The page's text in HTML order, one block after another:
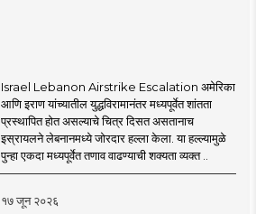
Israel Lebanon Airstrike Escalation अमेरिका
आणि इराण यांच्यातील युद्धविरामानंतर मध्यपूर्वेत शांतता
प्रस्थापित होत असल्याचे चित्र दिसत असतानाच
इस्रायलने लेबनानमध्ये जोरदार हल्ला केला. या हल्ल्यामुळे
पुन्हा एकदा मध्यपूर्वेत तणाव वाढण्याची शक्यता व्यक्त ..
१७ जून २०२६